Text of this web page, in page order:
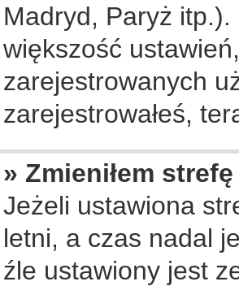
Madryd, Paryż
większość
zarejestrowanych
zarejestrowałeś,
» Zmieniłem
Jeżeli ustawiona
letni, a czas nadal
źle ustawiony jest